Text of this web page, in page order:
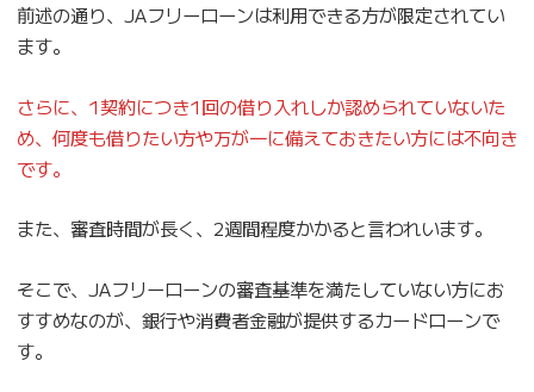
前述の通り、JAフリーローンは利用できる方が限定されてい
ます。
さらに、1契約につき1回の借り入れしか認められていないた
め、何度も借りたい方や万が一に備えておきたい方には不向き
です。
また、審査時間が長く、2週間程度かかると言われいます。
そこで、JAフリーローンの審査基準を満たしていない方にお
すすめなのが、銀行や消費者金融が提供するカードローンで
す。